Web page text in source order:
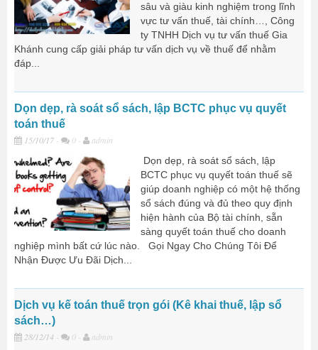
sâu và giàu kinh nghiệm trong lĩnh
vực tư vấn thuế, tài chính…, Công
ty TNHH Dịch vụ tư vấn thuế Gia
Khánh cung cấp giải pháp tư vấn dịch vụ về thuế để nhằm
đáp...
Dọn dẹp, rà soát sổ sách, lập BCTC phục vụ quyết
toán thuế
15/10/17 - 0 -
admin
Dọn dẹp, rà soát sổ sách, lập
BCTC phục vụ quyết toán thuế sẽ
giúp doanh nghiệp có một hệ thống
sổ sách đúng và đủ theo quy định
hiện hành của Bộ tài chính, sẵn
sàng quyết toán thuế cho doanh
nghiệp mình bất cứ lúc nào. Gọi Ngay Cho Chúng Tôi Để
Nhận Được Ưu Đãi Dịch...
Dịch vụ kế toán thuế trọn gói (Kê khai thuế, lập sổ
sách…)
28/12/14 - 0 - admin